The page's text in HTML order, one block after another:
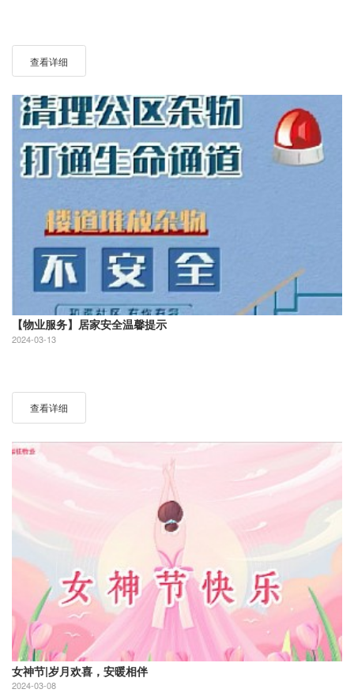
查看详细
【物业服务】居家安全温馨提示
2024-03-13
查看详细
女神节|岁月欢喜，安暖相伴
2024-03-08